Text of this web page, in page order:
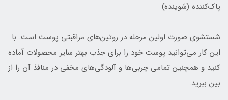
پاک‌کننده (شوینده)
شستشوی صورت اولین مرحله در روتین‌های مراقبتی پوست است. با
این کار می‌توانید پوست خود را برای جذب بهتر سایر محصولات آماده
کنید و همچنین تمامی چربی‌ها و آلودگی‌های مخفی در منافذ آن را از
بین ببرید.